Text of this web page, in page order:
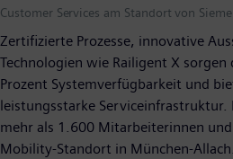
Customer Services am Standort von
Zertifizierte Prozesse, innovative
Technologien wie Railigent X
Prozent Systemverfügbarkeit und
leistungsstarke
mehr als 1.600 Mitarbeiterinnen
Mobility-Standort in München-